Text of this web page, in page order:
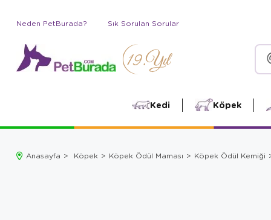
Neden PetBurada? Sık Sorulan Sorular
Kedi Köpek
Anasayfa Köpek Köpek Ödül Maması Köpek Ödül Kemiği